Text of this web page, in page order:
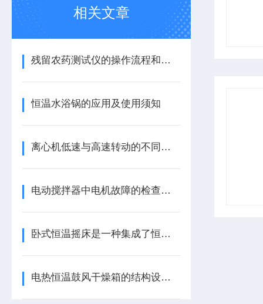
相关文章
残留农药测试仪的操作流程和注意事项
恒温水浴锅的应用及使用须知
离心机低速与高速转动的不同作用
电动搅拌器中电机故障的检查分析及处理
卧式恒温摇床是一种集成了恒温培养箱和振荡器功能的实验设备
电热恒温鼓风干燥箱的结构设计及原理分析